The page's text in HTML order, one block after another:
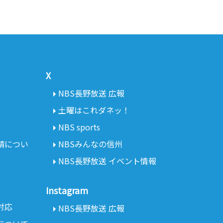
につい
応
X
NBS長野放送 広報
土曜はこれダネッ！
NBS sports
NBSみんなの信州
NBS長野放送 イベント情報
Instagram
NBS長野放送 広報